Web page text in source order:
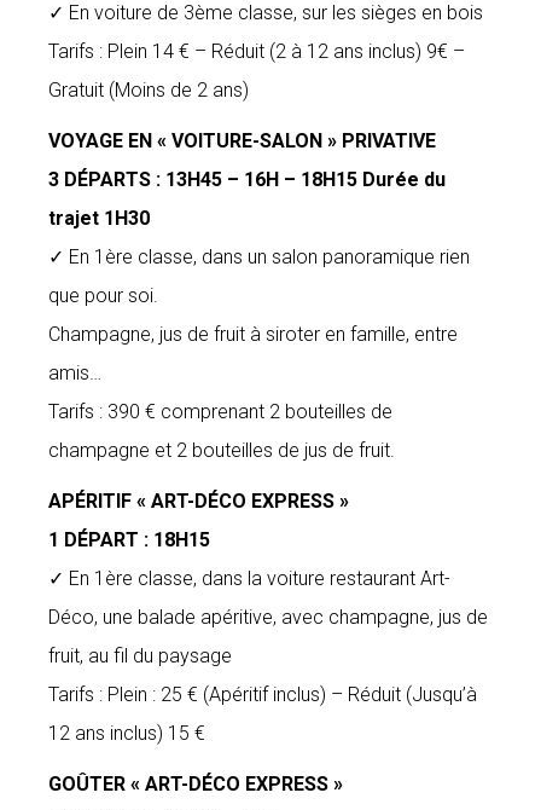
✓ En voiture de 3ème classe, sur les sièges en bois
Tarifs : Plein 14 € – Réduit (2 à 12 ans inclus) 9€ –
Gratuit (Moins de 2 ans)
VOYAGE EN « VOITURE-SALON » PRIVATIVE
3 DÉPARTS : 13H45 – 16H – 18H15 Durée du
trajet 1H30
✓ En 1ère classe, dans un salon panoramique rien
que pour soi.
Champagne, jus de fruit à siroter en famille, entre
amis…
Tarifs : 390 € comprenant 2 bouteilles de
champagne et 2 bouteilles de jus de fruit.
APÉRITIF « ART-DÉCO EXPRESS »
1 DÉPART : 18H15
✓ En 1ère classe, dans la voiture restaurant Art-
Déco, une balade apéritive, avec champagne, jus de
fruit, au fil du paysage
Tarifs : Plein : 25 € (Apéritif inclus) – Réduit (Jusqu’à
12 ans inclus) 15 €
GOÛTER « ART-DÉCO EXPRESS »